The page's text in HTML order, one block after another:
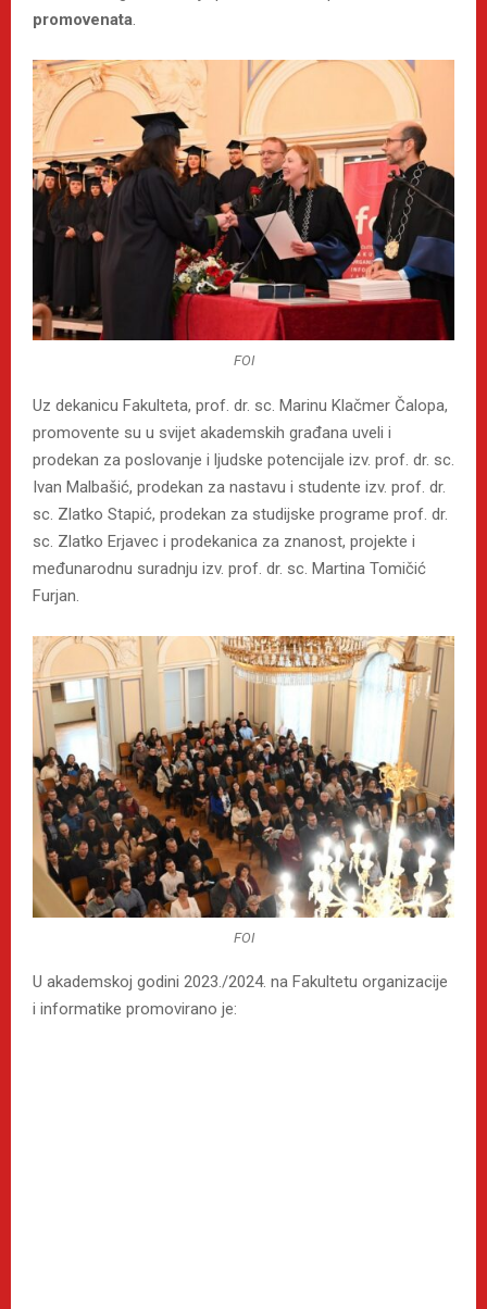
promovenata.
FOI
Uz dekanicu Fakulteta, prof. dr. sc. Marinu Klačmer Čalopa,
promovente su u svijet akademskih građana uveli i
prodekan za poslovanje i ljudske potencijale izv. prof. dr. sc.
Ivan Malbašić, prodekan za nastavu i studente izv. prof. dr.
sc. Zlatko Stapić, prodekan za studijske programe prof. dr.
sc. Zlatko Erjavec i prodekanica za znanost, projekte i
međunarodnu suradnju izv. prof. dr. sc. Martina Tomičić
Furjan.
FOI
U akademskoj godini 2023./2024. na Fakultetu organizacije
i informatike promovirano je: